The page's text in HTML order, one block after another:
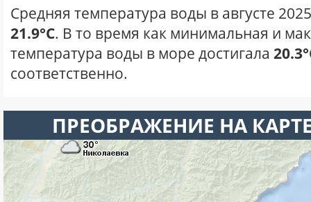
Средняя температура воды в августе
21.9°C. В то время как минимальная и
температура воды в море достигала
соответственно.
ПРЕОБРАЖЕНИЕ НА